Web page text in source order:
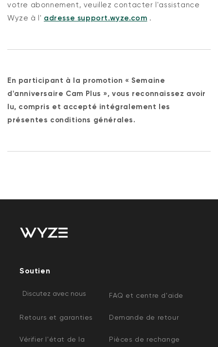
votre abonnement, veuillez contacter l'assistance
Wyze à l' adresse support.wyze.com .
En participant à la promotion « Semaine
d'anniversaire Cam Plus », vous reconnaissez avoir
lu, compris et accepté intégralement les
présentes conditions générales.
Soutien
Discutez avec nous FAQ et centre d'aide
Retours et garanties Demande de retour
Vérifier l'état de la
Pièces de rechange